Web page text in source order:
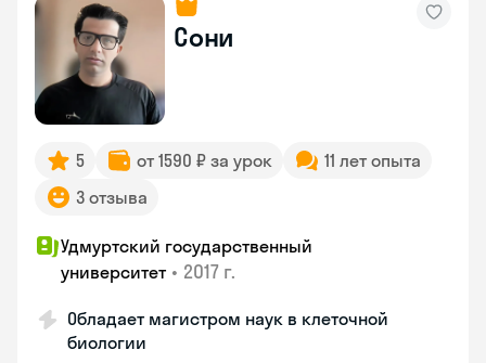
Сони
5 от 1590 ₽ за урок
11 лет опыта
3 отзыва
Удмуртский государственный
университет • 2017 г.
Обладает магистром наук в клеточной
биологии